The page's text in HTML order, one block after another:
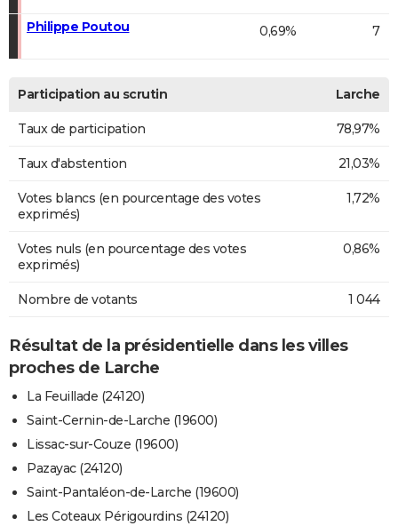
Philippe Poutou 0,69% 7
Participation au scrutin Larche
Taux de participation 78,97%
Taux d'abstention 21,03%
Votes blancs (en pourcentage des votes
exprimés)
1,72%
Votes nuls (en pourcentage des votes
exprimés)
0,86%
Nombre de votants 1 044
Résultat de la présidentielle dans les villes
proches de Larche
La Feuillade (24120)
Saint-Cernin-de-Larche (19600)
Lissac-sur-Couze (19600)
Pazayac (24120)
Saint-Pantaléon-de-Larche (19600)
Les Coteaux Périgourdins (24120)